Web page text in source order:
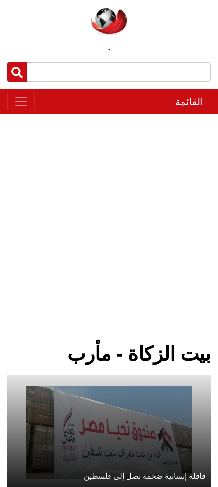
-
القائمة
بيت الزكاة - مأرب
قافلة إنسانية ضخمة تصل إلى فلسطين